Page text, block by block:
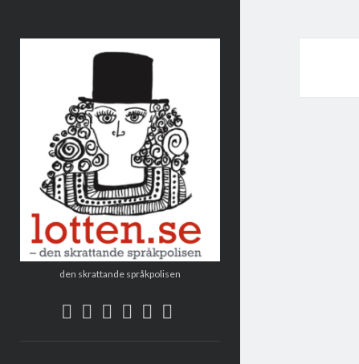
den skrattande språkpolisen
twitter
facebook
instagram
linkedin
rss